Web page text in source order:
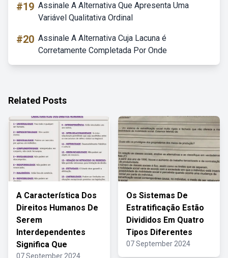
#19 Assinale A Alternativa Que Apresenta Uma
Variável Qualitativa Ordinal
#20 Assinale A Alternativa Cuja Lacuna é
Corretamente Completada Por Onde
Related Posts
A Característica Dos
Direitos Humanos De
Serem
Interdependentes
Significa Que
07 September 2024
Os Sistemas De
Estratificação Estão
Divididos Em Quatro
Tipos Diferentes
07 September 2024